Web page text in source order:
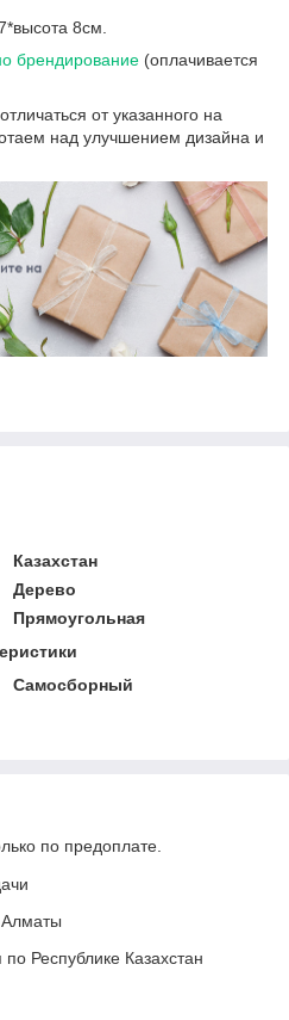
8см.
брендирование (оплачивается
от указанного на
над улучшением дизайна и
Казахстан
Дерево
Прямоугольная
Самосборный
по предоплате.
Алматы
Республике Казахстан